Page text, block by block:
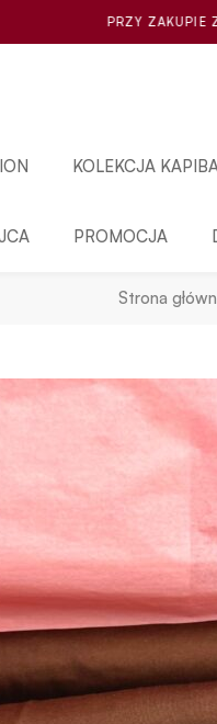
ZA MIN. 100ZŁ LOSOWA MINI
KOLEKCJA
PROMOCJA
Strona